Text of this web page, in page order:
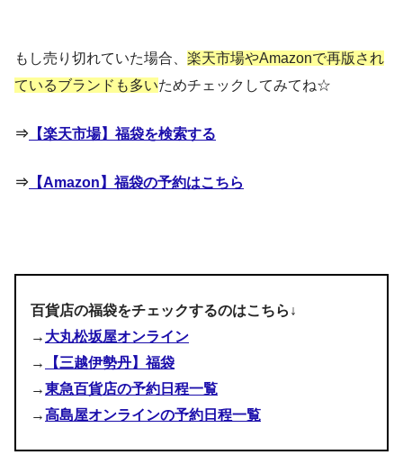
もし売り切れていた場合、 楽天市場やAmazonで再版され
ているブランドも多いためチェックしてみてね☆
⇒ 【楽天市場】福袋を検索する
⇒ 【Amazon】福袋の予約はこちら
百貨店の福袋をチェックするのはこちら↓
→ 大丸松坂屋オンライン
→
【三越伊勢丹】福袋
→東急百貨店の予約日程一覧
→高島屋オンラインの予約日程一覧